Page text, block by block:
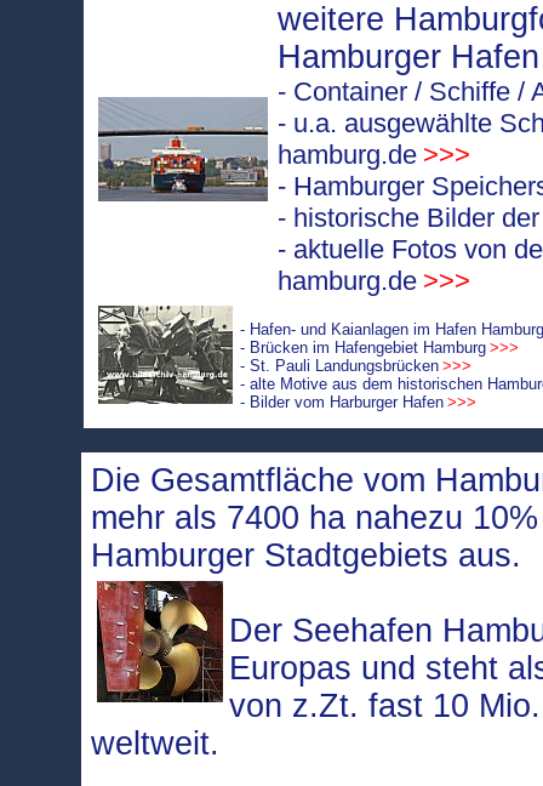
weitere
Hamburger Hafen
- Container / Schiffe /
- u.a. ausgewählte
hamburg.de >>>
- Hamburger
- historische Bilder
- aktuelle Fotos von
hamburg.de >>>
- Hafen- und Kaianlagen im Hafen
- Brücken im Hafengebiet Hamburg >>>
- St. Pauli Landungsbrücken >>>
- alte Motive aus dem historischen
- Bilder vom Harburger Hafen >>>
Die Gesamtfläche vom
mehr als 7400 ha nahezu
Hamburger Stadtgebiets aus.
Der Seehafen
Europas und steht
von z.Zt. fast 10
weltweit.